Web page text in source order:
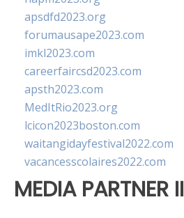
apsdfd2023.org
forumausape2023.com
imkl2023.com
careerfaircsd2023.com
apsth2023.com
MedItRio2023.org
lcicon2023boston.com
waitangidayfestival2022.com
vacancesscolaires2022.com
MEDIA PARTNER II